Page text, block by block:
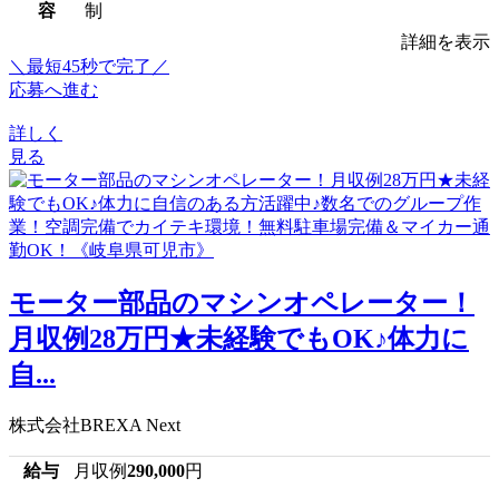
容
制
詳細を表示
＼最短45秒で完了／
応募へ進む
詳しく
見る
モーター部品のマシンオペレーター！
月収例28万円★未経験でもOK♪体力に
自...
株式会社BREXA Next
給与 月収例290,000円